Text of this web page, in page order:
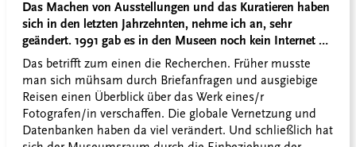
Das Machen von Ausstellungen und das Kuratieren haben
sich in den letzten Jahrzehnten, nehme ich an, sehr
geändert. 1991 gab es in den Museen noch kein Internet …
Das betrifft zum einen die Recherchen. Früher musste
man sich mühsam durch Briefanfragen und ausgiebige
Reisen einen Überblick über das Werk eines/r
Fotografen/in verschaffen. Die globale Vernetzung und
Datenbanken haben da viel verändert. Und schließlich hat